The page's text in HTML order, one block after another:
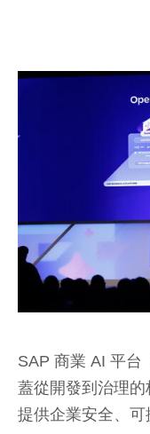
SAP 商業 AI 平台
蓋從開發到治理
提供企業安全、可